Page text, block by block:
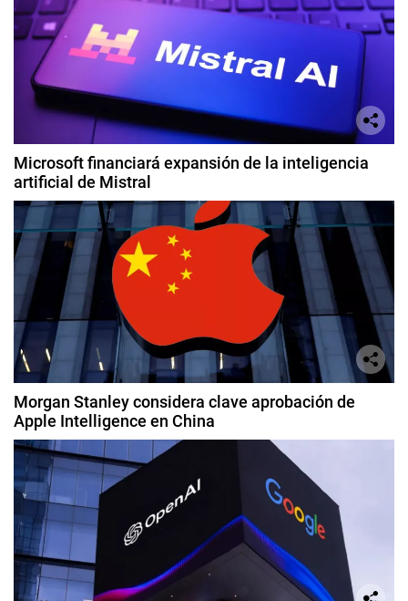
Microsoft financiará expansión de la inteligencia
artificial de Mistral
Morgan Stanley considera clave aprobación de
Apple Intelligence en China